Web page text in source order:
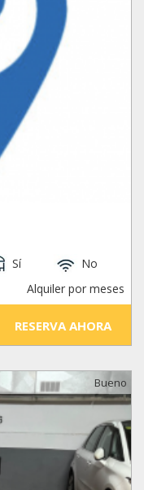
Sí
No
Alquiler por meses
RESERVA AHORA
Bueno